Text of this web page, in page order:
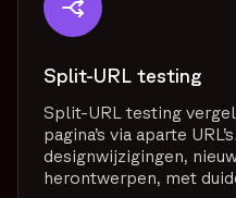
Split-URL testing
Split-URL testing
pagina’s via aparte
designwijzigingen,
herontwerpen, met